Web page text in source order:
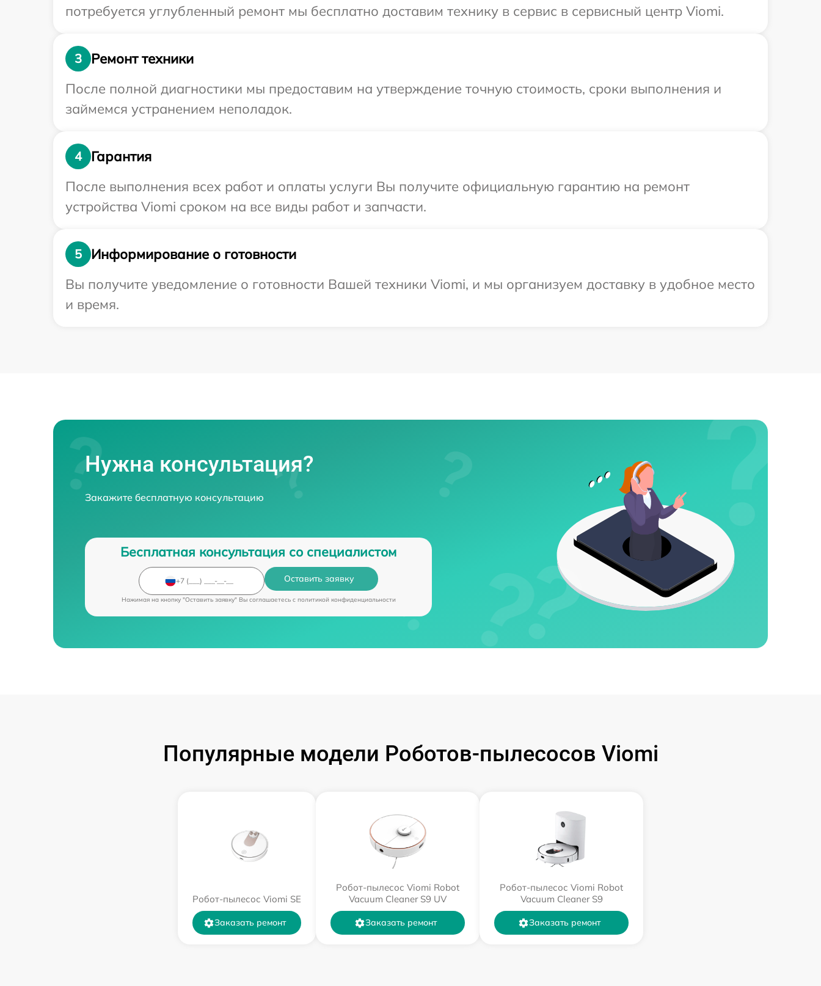
потребуется углубленный ремонт мы бесплатно доставим технику в сервис в сервисный центр Viomi.
3
Ремонт техники
После полной диагностики мы предоставим на утверждение точную стоимость, сроки выполнения и
займемся устранением неполадок.
4
Гарантия
После выполнения всех работ и оплаты услуги Вы получите официальную гарантию на ремонт
устройства Viomi сроком на все виды работ и запчасти.
5
Информирование о готовности
Вы получите уведомление о готовности Вашей техники Viomi, и мы организуем доставку в удобное место
и время.
Нужна консультация?
Закажите бесплатную консультацию
Бесплатная консультация со специалистом
Оставить заявку
Нажимая на кнопку "Оставить заявку" Вы соглашаетесь c политикой конфиденциальности
Популярные модели Роботов-пылесосов Viomi
Робот-пылесос Viomi SE
Заказать ремонт
Робот-пылесос Viomi Robot
Vacuum Cleaner S9 UV
Заказать ремонт
Робот-пылесос Viomi Robot
Vacuum Cleaner S9
Заказать ремонт